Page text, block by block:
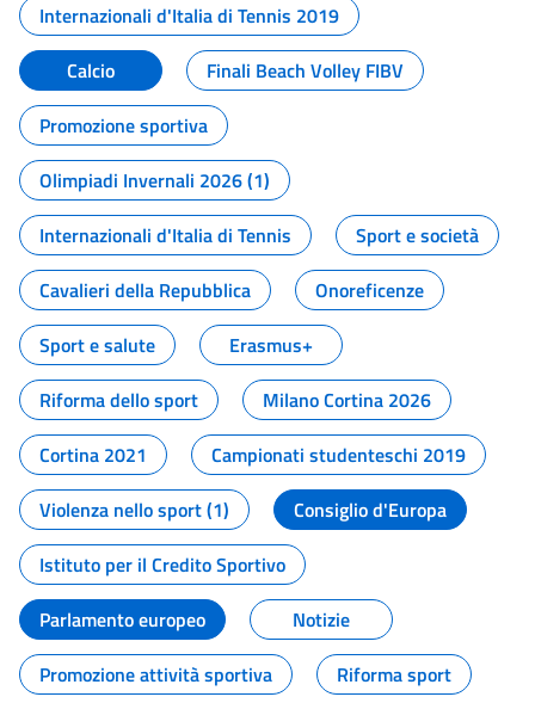
Internazionali d'Italia di Tennis 2019
Calcio
Finali Beach Volley FIBV
Promozione sportiva
Olimpiadi Invernali 2026 (1)
Internazionali d'Italia di Tennis
Sport e società
Cavalieri della Repubblica
Onoreficenze
Sport e salute
Erasmus+
Riforma dello sport
Milano Cortina 2026
Cortina 2021
Campionati studenteschi 2019
Violenza nello sport (1)
Consiglio d'Europa
Istituto per il Credito Sportivo
Parlamento europeo
Notizie
Promozione attività sportiva
Riforma sport